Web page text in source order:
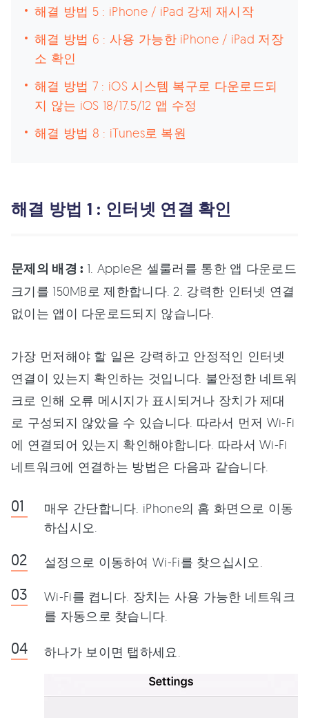
해결 방법 5 : iPhone / iPad 강제 재시작
해결 방법 6 : 사용 가능한 iPhone / iPad 저장
소 확인
해결 방법 7 : iOS 시스템 복구로 다운로드되
지 않는 iOS 18/17.5/12 앱 수정
해결 방법 8 : iTunes로 복원
해결 방법 1 : 인터넷 연결 확인
문제의 배경 : 1. Apple은 셀룰러를 통한 앱 다운로드
크기를 150MB로 제한합니다. 2. 강력한 인터넷 연결
없이는 앱이 다운로드되지 않습니다.
가장 먼저해야 할 일은 강력하고 안정적인 인터넷
연결이 있는지 확인하는 것입니다. 불안정한 네트워
크로 인해 오류 메시지가 표시되거나 장치가 제대
로 구성되지 않았을 수 있습니다. 따라서 먼저 Wi-Fi
에 연결되어 있는지 확인해야합니다. 따라서 Wi-Fi
네트워크에 연결하는 방법은 다음과 같습니다.
매우 간단합니다. iPhone의 홈 화면으로 이동
하십시오.
설정으로 이동하여 Wi-Fi를 찾으십시오.
Wi-Fi를 켭니다. 장치는 사용 가능한 네트워크
를 자동으로 찾습니다.
하나가 보이면 탭하세요.